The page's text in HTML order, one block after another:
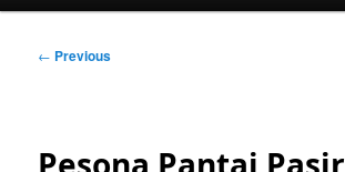
Post
← Previous